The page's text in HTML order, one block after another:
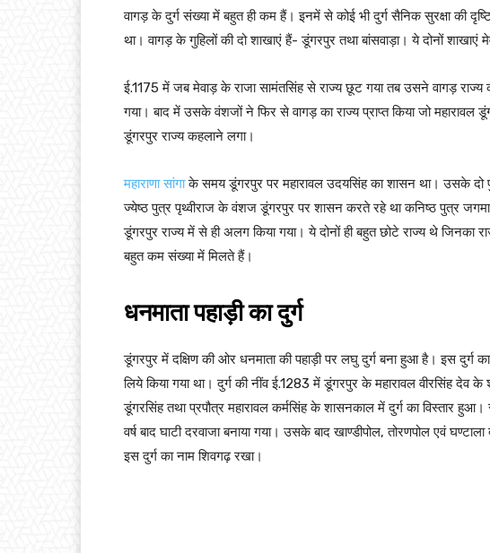
वागड़ के दुर्ग संख्या में बहुत ही कम हैं। इनमें से कोई भी दुर्ग सैनिक सुरक्षा की दृष्टि
था। वागड़ के गुहिलों की दो शाखाएं हैं- डूंगरपुर तथा बांसवाड़ा। ये दोनों शाखाएं
ई.1175 में जब मेवाड़ के राजा सामंतसिंह से राज्य छूट गया तब उसने वागड़ राज्य
गया। बाद में उसके वंशजों ने फिर से वागड़ का राज्य प्राप्त किया जो महारावल
डूंगरपुर राज्य कहलाने लगा।
महाराणा सांगाके समय डूंगरपुर पर महारावल उदयसिंह का शासन था। उसके दो
ज्येष्ठ पुत्र पृथ्वीराज के वंशज डूंगरपुर पर शासन करते रहे था कनिष्ठ पुत्र
डूंगरपुर राज्य में से ही अलग किया गया। ये दोनों ही बहुत छोटे राज्य थे जिनका
बहुत कम संख्या में मिलते हैं।
धनमाता पहाड़ी का दुर्ग
डूंगरपुर में दक्षिण की ओर धनमाता की पहाड़ी पर लघु दुर्ग बना हुआ है। इस दुर्ग
लिये किया गया था। दुर्ग की नींव ई.1283 में डूंगरपुर के महारावल वीरसिंह देव
डूंगरसिंह तथा प्रपौत्र महारावल कर्मसिंह के शासनकाल में दुर्ग का विस्तार
वर्ष बाद घाटी दरवाजा बनाया गया। उसके बाद खाण्डीपोल, तोरणपोल एवं
इस दुर्ग का नाम शिवगढ़ रखा।